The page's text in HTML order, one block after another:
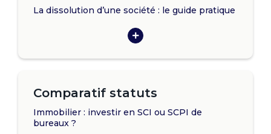
La dissolution d’une société : le guide pratique
Comparatif statuts
Immobilier : investir en SCI ou SCPI de
bureaux ?